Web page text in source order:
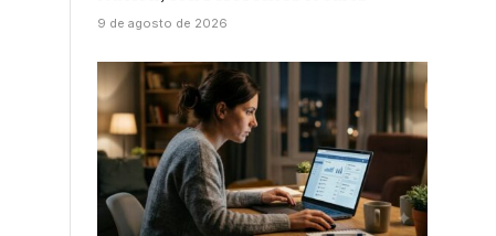
9 de agosto de 2026